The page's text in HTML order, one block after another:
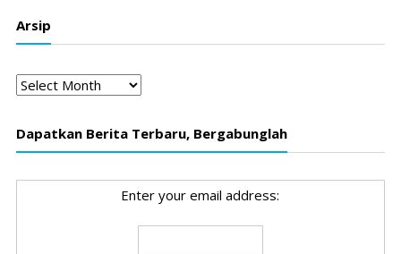
Arsip
Arsip
Dapatkan Berita Terbaru, Bergabunglah
Enter your email address: